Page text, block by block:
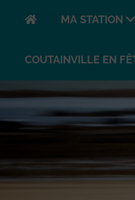
MA STATION
COUTAINVILLE EN